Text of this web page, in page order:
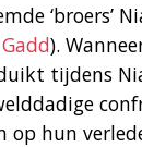
‘broers’
).
tijdens
op hun